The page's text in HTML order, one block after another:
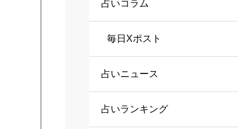
占いコラム
毎日Xポスト
占いニュース
占いランキング